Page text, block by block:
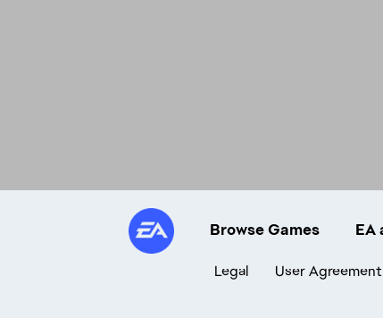
Browse Games EA
Legal User Agreement